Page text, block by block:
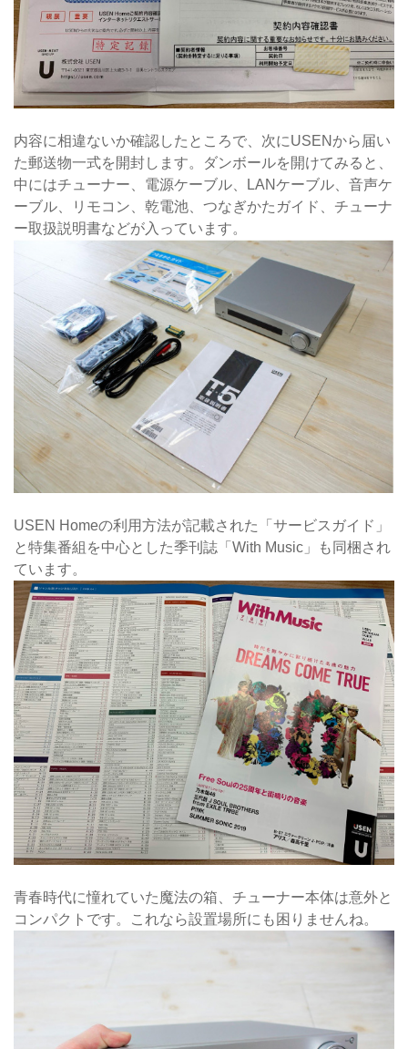
内容に相違ないか確認したところで、次にUSENから届い
た郵送物一式を開封します。ダンボールを開けてみると、
中にはチューナー、電源ケーブル、LANケーブル、音声ケ
ーブル、リモコン、乾電池、つなぎかたガイド、チューナ
ー取扱説明書などが入っています。
USEN Homeの利用方法が記載された「サービスガイド」
と特集番組を中心とした季刊誌「With Music」も同梱され
ています。
青春時代に憧れていた魔法の箱、チューナー本体は意外と
コンパクトです。これなら設置場所にも困りませんね。